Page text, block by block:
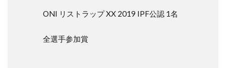
ONI リストラップ XX 2019 IPF公認 1名
全選手参加賞